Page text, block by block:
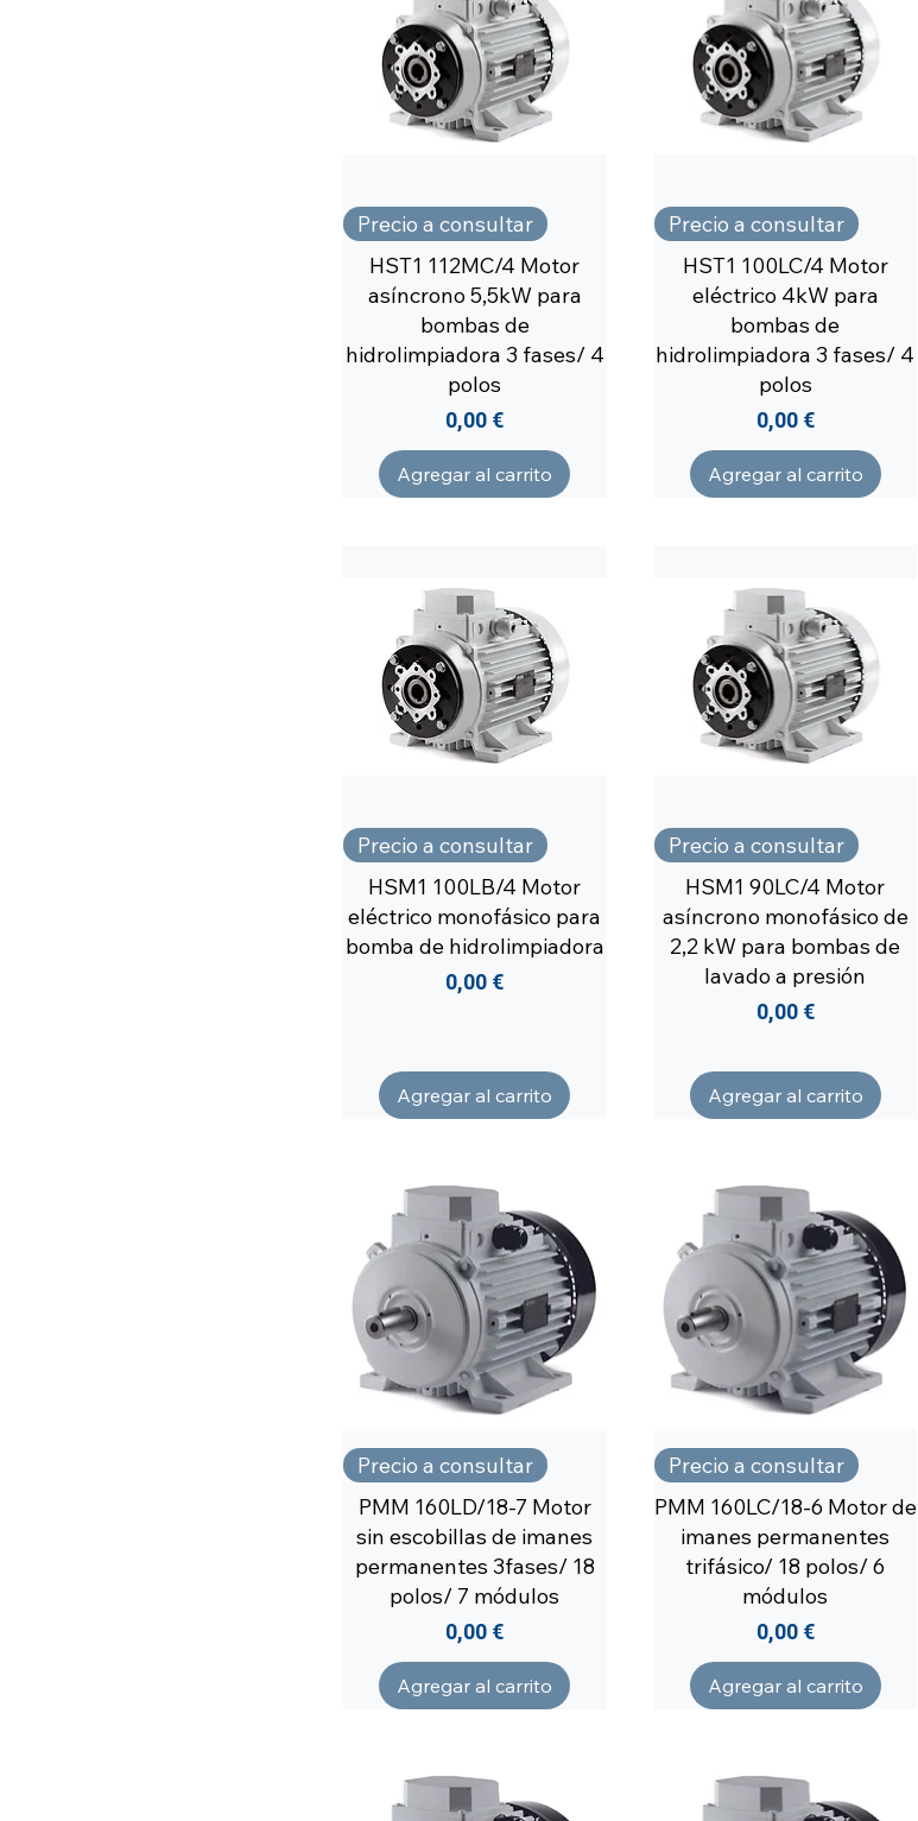
Precio a consultar
HST1 112MC/4 Motor
asíncrono 5,5kW para
bombas de
hidrolimpiadora 3 fases/ 4
polos
Precio
0,00 €
Agregar al carrito
Precio a consultar
HST1 100LC/4 Motor
eléctrico 4kW para
bombas de
hidrolimpiadora 3 fases/ 4
polos
Precio
0,00 €
Agregar al carrito
Precio a consultar
HSM1 100LB/4 Motor
eléctrico monofásico para
bomba de hidrolimpiadora
Precio
0,00 €
Agregar al carrito
Precio a consultar
HSM1 90LC/4 Motor
asíncrono monofásico de
2,2 kW para bombas de
lavado a presión
Precio
0,00 €
Agregar al carrito
Precio a consultar
PMM 160LD/18-7 Motor
sin escobillas de imanes
permanentes 3fases/ 18
polos/ 7 módulos
Precio
0,00 €
Agregar al carrito
Precio a consultar
PMM 160LC/18-6 Motor de
imanes permanentes
trifásico/ 18 polos/ 6
módulos
Precio
0,00 €
Agregar al carrito